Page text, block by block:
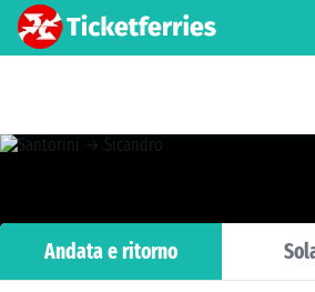
Andata e ritorno